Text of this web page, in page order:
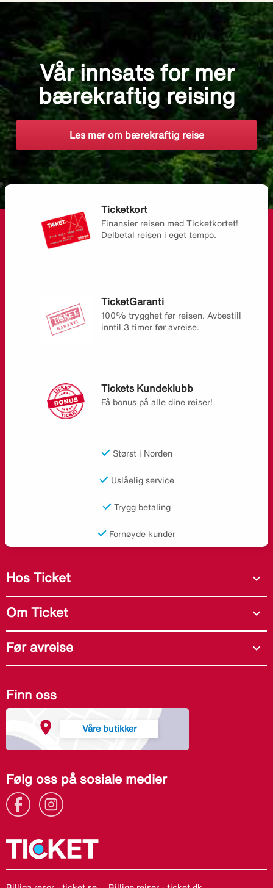
Vår innsats for mer
bærekraftig reising
Les mer om bærekraftig reise
Ticketkort
Finansier reisen med Ticketkortet!
Delbetal reisen i eget tempo.
TicketGaranti
100% trygghet før reisen. Avbestill
inntil 3 timer før avreise.
Tickets Kundeklubb
Få bonus på alle dine reiser!
Størst i Norden
Uslåelig service
Trygg betaling
Fornøyde kunder
Hos Ticket expand_more
Om Ticket expand_more
Før avreise expand_more
Finn oss
Våre butikker
Følg oss på sosiale medier